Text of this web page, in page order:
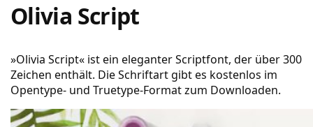
Olivia Script
»Olivia Script« ist ein eleganter Scriptfont, der über 300
Zeichen enthält. Die Schriftart gibt es kostenlos im
Opentype- und Truetype-Format zum Downloaden.